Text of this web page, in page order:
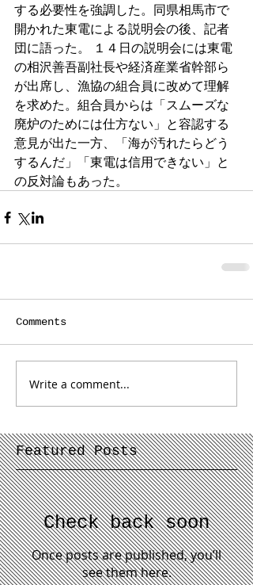
する必要性を強調した。同県相馬市で
開かれた東電による説明会の後、記者
団に語った。 １４日の説明会には東電
の相沢善吾副社長や経済産業省幹部ら
が出席し、漁協の組合員に改めて理解
を求めた。組合員からは「スムーズな
廃炉のためには仕方ない」と容認する
意見が出た一方、「海が汚れたらどう
するんだ」「東電は信用できない」と
の反対論もあった。
Comments
Write a comment...
Featured Posts
Check back soon
Once posts are published, you’ll
see them here.